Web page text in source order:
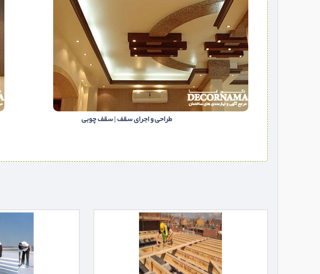
طراحی و اجرای سقف | سقف چوبی